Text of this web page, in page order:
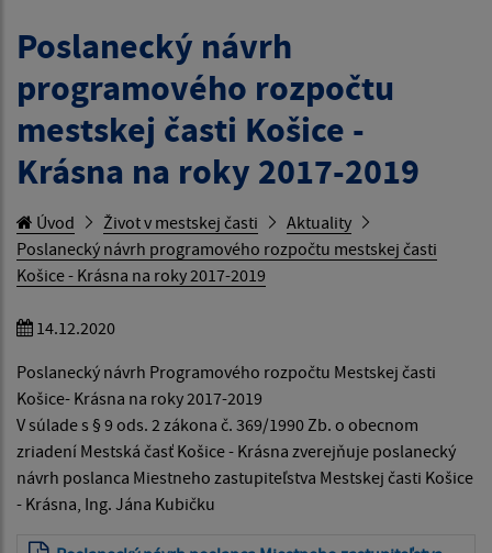
Poslanecký návrh
programového rozpočtu
mestskej časti Košice -
Krásna na roky 2017-2019
Úvod Život v mestskej časti
Aktuality
Poslanecký návrh programového rozpočtu mestskej časti
Košice - Krásna na roky 2017-2019
14.12.2020
Poslanecký návrh Programového rozpočtu Mestskej časti
Košice- Krásna na roky 2017-2019
V súlade s § 9 ods. 2 zákona č. 369/1990 Zb. o obecnom
zriadení Mestská časť Košice - Krásna zverejňuje poslanecký
návrh poslanca Miestneho zastupiteľstva Mestskej časti Košice
- Krásna, Ing. Jána Kubičku